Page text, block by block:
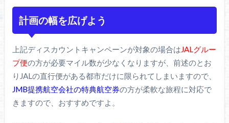
計画の幅を広げよう
上記ディスカウントキャンペーンが対象の場合はJALグルー
プ便の方が必要マイル数が少なくなりますが、前述のとお
りJALの直行便がある都市だけに限られてしまいますので、
JMB提携航空会社の特典航空券の方が柔軟な旅程に対応で
きますので、おすすめですよ。